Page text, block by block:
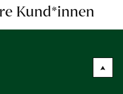
Kund*innen